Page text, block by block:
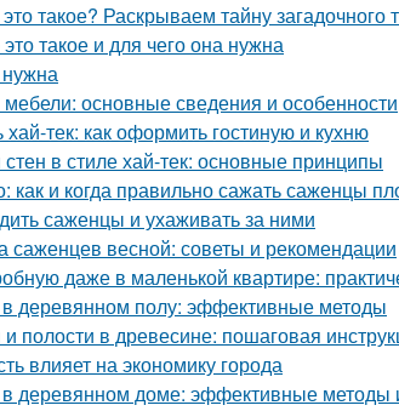
такое? Раскрываем тайну загадочного
такое и для чего она нужна
мебели: основные сведения и особенности
тек: как оформить гостиную и кухню
в стиле хай-тек: основные принципы
как и когда правильно сажать саженцы
саженцы и ухаживать за ними
саженцев весной: советы и рекомендации
даже в маленькой квартире:
в деревянном полу: эффективные методы
полости в древесине: пошаговая
влияет на экономику города
в деревянном доме: эффективные методы